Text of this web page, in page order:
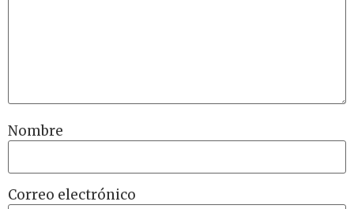
Nombre
Correo electrónico